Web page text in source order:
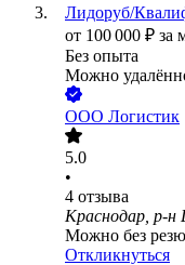
Лидоруб/
от 100 000 ₽ за
Без опыта
Можно
ООО Логистик
5.0
•
4 отзыва
Краснодар, р-
Можно без
Откликнуться